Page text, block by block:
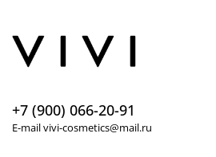
+7 (900) 066-20-91
E-mail vivi-cosmetics@mail.ru